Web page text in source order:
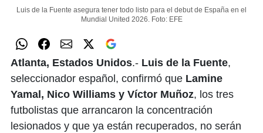
Luis de la Fuente asegura tener todo listo para el debut de España en el
Mundial United 2026. Foto: EFE
Atlanta, Estados Unidos.- Luis de la Fuente,
seleccionador español, confirmó que Lamine
Yamal, Nico Williams y Víctor Muñoz, los tres
futbolistas que arrancaron la concentración
lesionados y que ya están recuperados, no serán